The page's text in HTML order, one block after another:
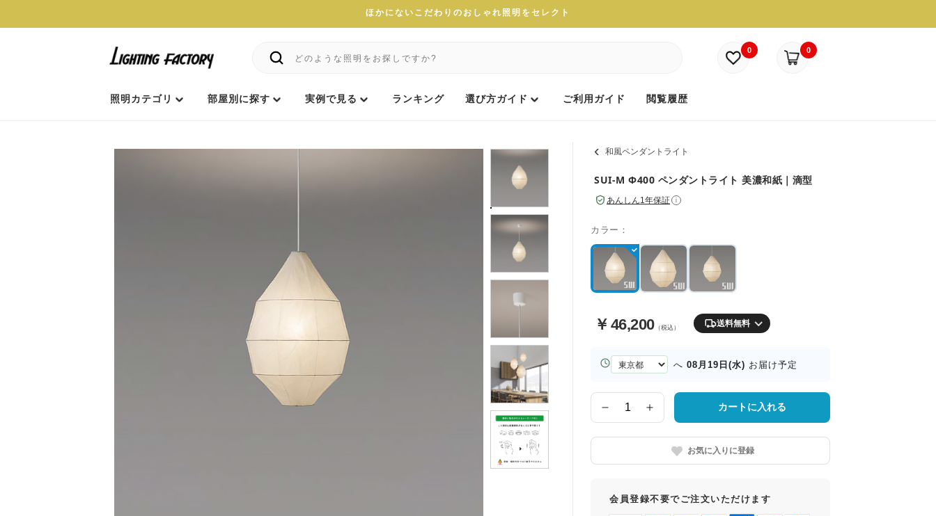
ほかにないこだわりのおしゃれ照明をセレクト
0 0
照明カテゴリ 部屋別に探す 実例で見る ランキング 選び方ガイド ご利用ガイド 閲覧履歴
和風ペンダントライト
SUI-M Φ400 ペンダントライト 美濃和紙｜滴型
あんしん1年保証 i
カラー：
￥ 46,200（税込） 送料無料
お
届
へ 08月19日(水) お届け予定
数
量
カートに入れる
お気に入りに登録
会員登録不要でご注文いただけます